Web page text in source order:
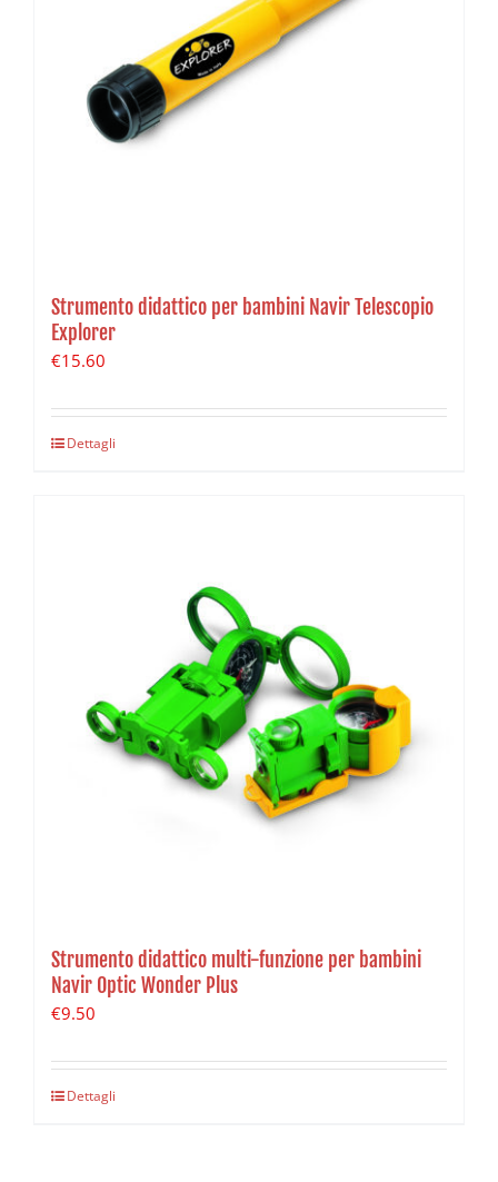
Strumento didattico per bambini Navir Telescopio
Explorer
€15.60
Dettagli
Strumento didattico multi-funzione per bambini
Navir Optic Wonder Plus
€9.50
Dettagli